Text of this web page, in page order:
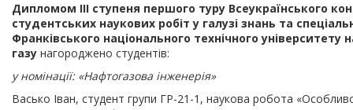
Дипломом IІІ ступеня першого туру Всеукраїнського
студентських наукових робіт у галузі знань та
Франківського національного технічного університету
газу нагороджено студентів:
у номінації: «Нафтогазова інженерія»
Васько Іван, студент групи ГР-21-1, наукова робота